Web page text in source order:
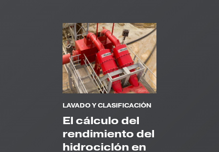
LAVADO Y CLASIFICACIÓN
El cálculo del
rendimiento del
hidrociclón en